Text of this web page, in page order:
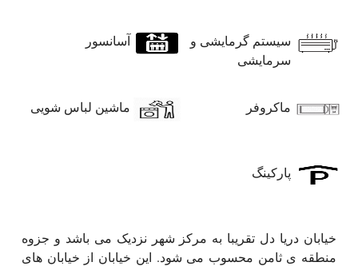
سیستم گرمایشی و
سرمایشی
آسانسور
ماکروفر ماشین لباس شویی
پارکینگ
خیابان دریا دل تقریبا به مرکز شهر نزدیک می باشد و جزوه
منطقه ی ثامن محسوب می شود. این خیابان از خیابان های